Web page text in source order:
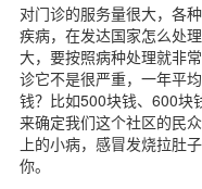
对门诊的服务量很大，各
疾病，在发达国家怎么处
大，要按照病种处理就非
诊它不是很严重，一年平
钱？比如500块钱、600块
来确定我们这个社区的民
上的小病，感冒发烧拉肚
你。